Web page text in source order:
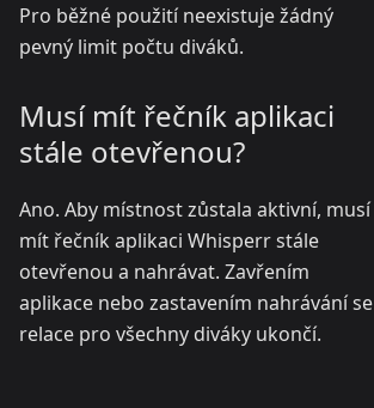
Pro běžné použití neexistuje žádný
pevný limit počtu diváků.
Musí mít řečník aplikaci
stále otevřenou?
Ano. Aby místnost zůstala aktivní, musí
mít řečník aplikaci Whisperr stále
otevřenou a nahrávat. Zavřením
aplikace nebo zastavením nahrávání se
relace pro všechny diváky ukončí.